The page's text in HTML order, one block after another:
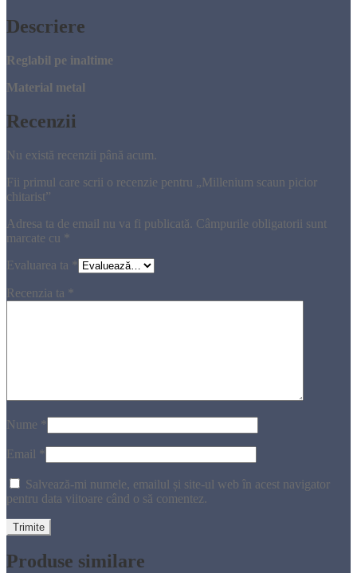
Descriere
Reglabil pe inaltime
Material metal
Recenzii
Nu există recenzii până acum.
Fii primul care scrii o recenzie pentru „Millenium scaun picior
chitarist”
Adresa ta de email nu va fi publicată. Câmpurile obligatorii sunt
marcate cu *
Evaluarea ta *
Recenzia ta *
Nume *
Email *
Salvează-mi numele, emailul și site-ul web în acest navigator
pentru data viitoare când o să comentez.
Produse similare